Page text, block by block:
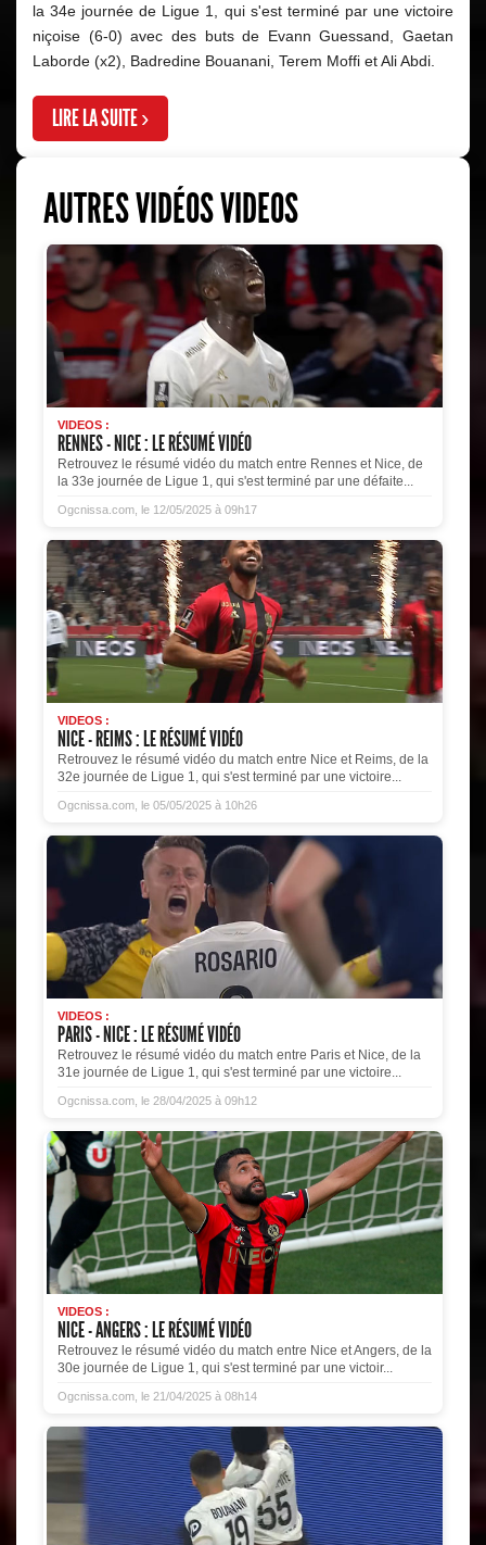
la 34e journée de Ligue 1, qui s'est terminé par une victoire
niçoise (6-0) avec des buts de Evann Guessand, Gaetan
Laborde (x2), Badredine Bouanani, Terem Moffi et Ali Abdi.
LIRE LA SUITE ›
AUTRES VIDÉOS VIDEOS
VIDEOS :
RENNES - NICE : LE RÉSUMÉ VIDÉO
Retrouvez le résumé vidéo du match entre Rennes et Nice, de
la 33e journée de Ligue 1, qui s'est terminé par une défaite...
Ogcnissa.com, le 12/05/2025 à 09h17
VIDEOS :
NICE - REIMS : LE RÉSUMÉ VIDÉO
Retrouvez le résumé vidéo du match entre Nice et Reims, de la
32e journée de Ligue 1, qui s'est terminé par une victoire...
Ogcnissa.com, le 05/05/2025 à 10h26
VIDEOS :
PARIS - NICE : LE RÉSUMÉ VIDÉO
Retrouvez le résumé vidéo du match entre Paris et Nice, de la
31e journée de Ligue 1, qui s'est terminé par une victoire...
Ogcnissa.com, le 28/04/2025 à 09h12
VIDEOS :
NICE - ANGERS : LE RÉSUMÉ VIDÉO
Retrouvez le résumé vidéo du match entre Nice et Angers, de la
30e journée de Ligue 1, qui s'est terminé par une victoir...
Ogcnissa.com, le 21/04/2025 à 08h14